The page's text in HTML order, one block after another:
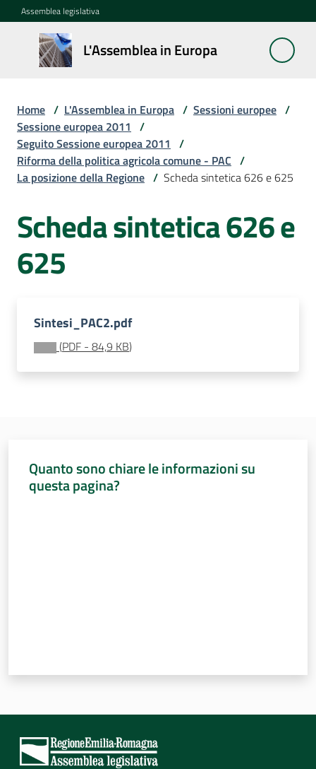
Vai al contenuto
Vai alla navigazione
Vai al footer
Assemblea legislativa
L'Assemblea in Europa
L'Assemblea
in Europa
Cos'è
la
Sessione
europea
La
Rete
regionale
Sessioni
Menu selezionato
Notizie
Assemblea
legislativa
Home / L'Assemblea in Europa / Sessioni europee /
Sessione europea 2011 /
Seguito Sessione europea 2011 /
Riforma della politica agricola comune - PAC /
La posizione della Regione / Scheda sintetica 626 e 625
Scheda sintetica 626 e
625
Sintesi_PAC2.pdf
(PDF - 84,9 KB)
Quanto sono chiare le informazioni su
questa pagina?